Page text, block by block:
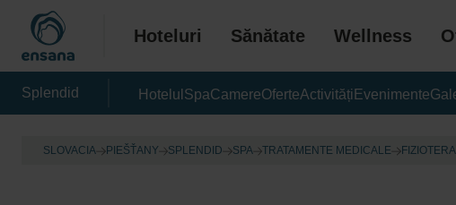
Hoteluri Sănătate Wellness
Splendid Hotelul SpaCamereOferteActivități Evenimente
SLOVACIA PIEŠŤANY SPLENDID SPA TRATAMENTE MEDICALE